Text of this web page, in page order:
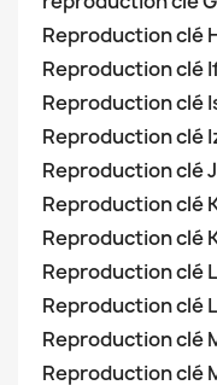
Reproduction clé
Reproduction clé
Reproduction clé
Reproduction clé
Reproduction clé
Reproduction clé
Reproduction clé
Reproduction clé
Reproduction clé
Reproduction clé
Reproduction clé